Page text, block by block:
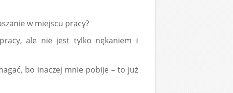
w miejscu pracy?
ale nie jest tylko nękaniem i
bo inaczej mnie pobije – to już